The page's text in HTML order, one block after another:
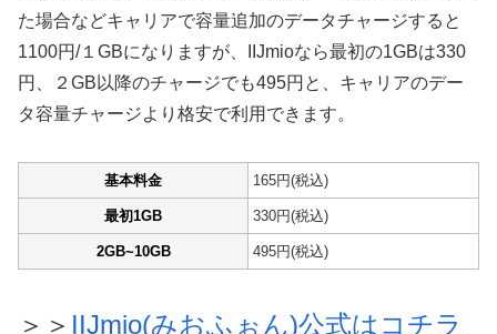
た場合などキャリアで容量追加のデータチャージすると
1100円/１GBになりますが、IIJmioなら最初の1GBは330
円、２GB以降のチャージでも495円と、キャリアのデー
タ容量チャージより格安で利用できます。
基本料金 165円(税込)
最初1GB 330円(税込)
2GB~10GB 495円(税込)
＞＞ IIJmio(みおふぉん)公式はコチラ